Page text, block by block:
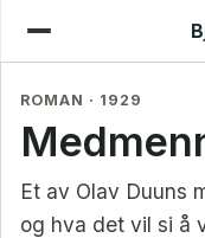
ROMAN · 1929
Et av Olav Duuns
og hva det vil si å